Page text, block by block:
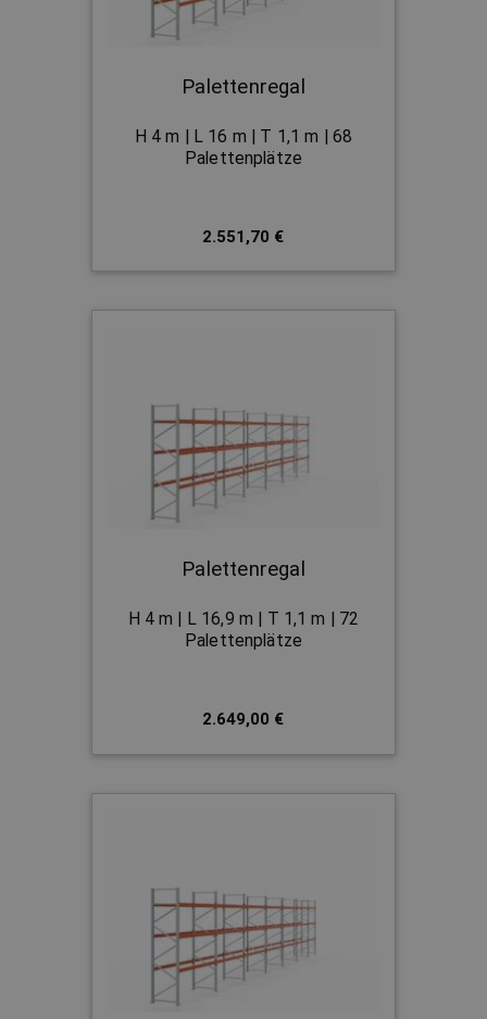
Palettenregal
H 4 m | L 16 m | T 1,1 m | 68
Palettenplätze
2.551,70 €
Palettenregal
H 4 m | L 16,9 m | T 1,1 m | 72
Palettenplätze
2.649,00 €